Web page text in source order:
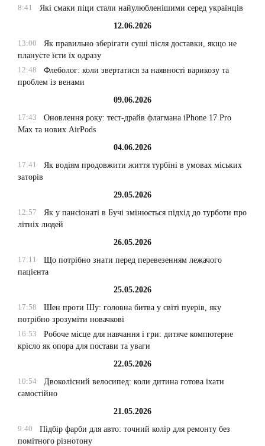
8:41
Які смаки піци стали найулюбленішими серед українців
12.06.2026
13:00
Як правильно зберігати суші після доставки, якщо не
плануєте їсти їх одразу
12:48
Флеболог: коли звертатися за наявності варикозу та
проблем із венами
09.06.2026
17:43
Оновлення року: тест-драйв флагмана iPhone 17 Pro
Max та нових AirPods
04.06.2026
17:41
Як водіям продовжити життя турбіні в умовах міських
заторів
29.05.2026
12:57
Як у пансіонаті в Бучі змінюється підхід до турботи про
літніх людей
26.05.2026
17:11
Що потрібно знати перед перевезенням лежачого
пацієнта
25.05.2026
17:58
Шен проти Шу: головна битва у світі пуерів, яку
потрібно зрозуміти новачкові
16:53
Робоче місце для навчання і гри: дитяче компютерне
крісло як опора для постави та уваги
22.05.2026
10:54
Двоколісний велосипед: коли дитина готова їхати
самостійно
21.05.2026
9:40
Підбір фарби для авто: точний колір для ремонту без
помітного різнотону